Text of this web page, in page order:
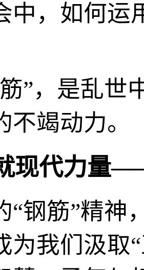
中，如何运
”，是乱世
不竭动力。
现代力量
“钢筋”精神
为我们汲取